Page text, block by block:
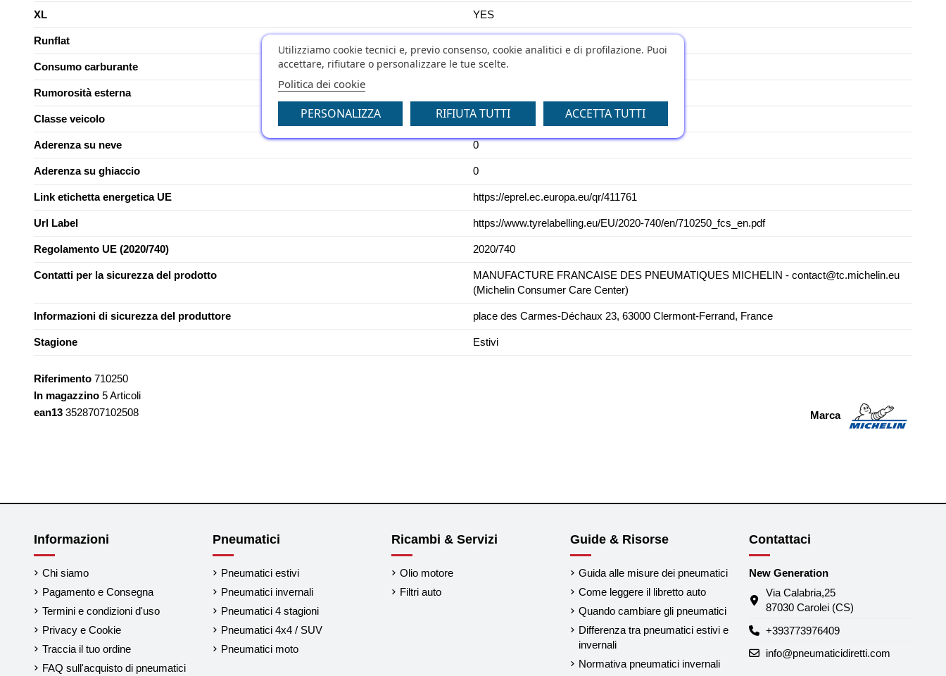
XL YES
Runflat
Consumo carburante D
Rumorosità esterna
Classe veicolo C1
Aderenza su neve 0
Aderenza su ghiaccio 0
Link etichetta energetica UE https://eprel.ec.europa.eu/qr/411761
Url Label https://www.tyrelabelling.eu/EU/2020-740/en/710250_fcs_en.pdf
Regolamento UE (2020/740) 2020/740
Contatti per la sicurezza del prodotto
MANUFACTURE FRANCAISE DES PNEUMATIQUES MICHELIN - contact@tc.michelin.eu
(Michelin Consumer Care Center)
Informazioni di sicurezza del produttore place des Carmes-Déchaux 23, 63000 Clermont-Ferrand, France
Stagione Estivi
Marca
Riferimento 710250
In magazzino 5 Articoli
ean13 3528707102508
Informazioni
Chi siamo
Pagamento e Consegna
Termini e condizioni d'uso
Privacy e Cookie
Traccia il tuo ordine
FAQ sull'acquisto di pneumatici
Pneumatici
Pneumatici estivi
Pneumatici invernali
Pneumatici 4 stagioni
Pneumatici 4x4 / SUV
Pneumatici moto
Ricambi & Servizi
Olio motore
Filtri auto
Guide & Risorse
Guida alle misure dei pneumatici
Come leggere il libretto auto
Quando cambiare gli pneumatici
Differenza tra pneumatici estivi e
invernali
Normativa pneumatici invernali
Contattaci
New Generation
Via Calabria,25
87030 Carolei (CS)
+393773976409
info@pneumaticidiretti.com
Utilizziamo cookie tecnici e, previo consenso, cookie analitici e di profilazione. Puoi
accettare, rifiutare o personalizzare le tue scelte.
Politica dei cookie
PERSONALIZZA RIFIUTA TUTTI ACCETTA TUTTI